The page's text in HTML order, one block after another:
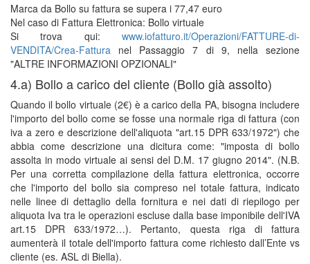
Marca da Bollo su fattura se supera i 77,47 euro
Nel caso di Fattura Elettronica: Bollo virtuale
Si trova qui: www.iofatturo.it/Operazioni/FATTURE-di-
VENDITA/Crea-Fattura nel Passaggio 7 di 9, nella sezione
"ALTRE INFORMAZIONI OPZIONALI"
4.a) Bollo a carico del cliente (Bollo già assolto)
Quando il bollo virtuale (2€) è a carico della PA, bisogna includere
l'importo del bollo come se fosse una normale riga di fattura (con
iva a zero e descrizione dell'aliquota "art.15 DPR 633/1972") che
abbia come descrizione una dicitura come: "imposta di bollo
assolta in modo virtuale ai sensi del D.M. 17 giugno 2014". (N.B.
Per una corretta compilazione della fattura elettronica, occorre
che l'importo del bollo sia compreso nel totale fattura, indicato
nelle linee di dettaglio della fornitura e nei dati di riepilogo per
aliquota Iva tra le operazioni escluse dalla base imponibile dell'IVA
art.15 DPR 633/1972…). Pertanto, questa riga di fattura
aumenterà il totale dell'importo fattura come richiesto dall’Ente vs
cliente (es. ASL di Biella).